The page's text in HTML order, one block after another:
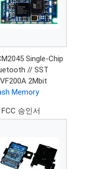
Single-Chip
// SST
2Mbit
Memory
승인서